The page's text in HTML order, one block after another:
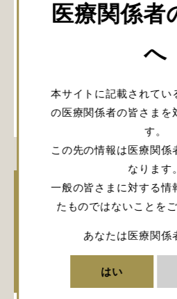
医療関係者
へ
本サイトに記載されてい
の医療関係者の皆さまを
す。
この先の情報は医療関係
なります。
一般の皆さまに対する情
たものではないことを
あなたは医療関係
はい
内視鏡下経鼻頭蓋底手術におい
身につけるために欠かせないト
摘出・硬膜縫合までを一体的に
開発されました。今回は、モデ
神経内視鏡
Deep-Seated Brain
Minimally Invasive
は有用であるか？